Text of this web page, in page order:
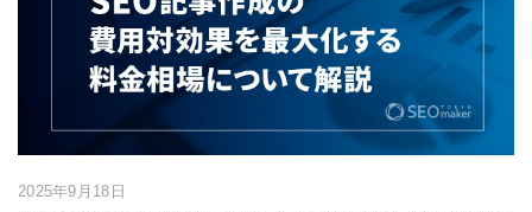
2025年9月18日